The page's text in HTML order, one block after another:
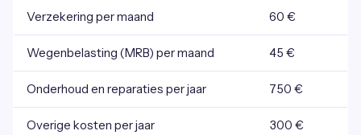
Verzekering per maand 60 €
Wegenbelasting (MRB) per maand 45 €
Onderhoud en reparaties per jaar 750 €
Overige kosten per jaar 300 €